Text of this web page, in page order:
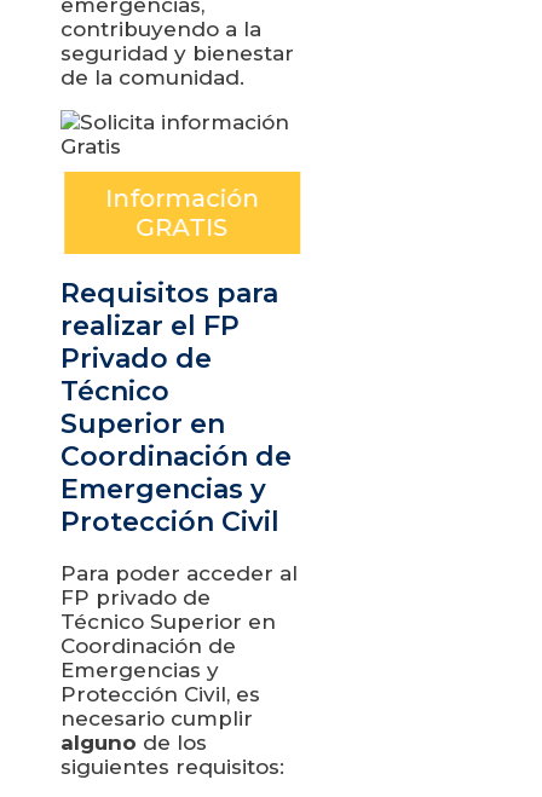
emergencias,
contribuyendo a la
seguridad y bienestar
de la comunidad.
Información
GRATIS
Requisitos para
realizar el FP
Privado de
Técnico
Superior en
Coordinación de
Emergencias y
Protección Civil
Para poder acceder al
FP privado de
Técnico Superior en
Coordinación de
Emergencias y
Protección Civil, es
necesario cumplir
alguno de los
siguientes requisitos: